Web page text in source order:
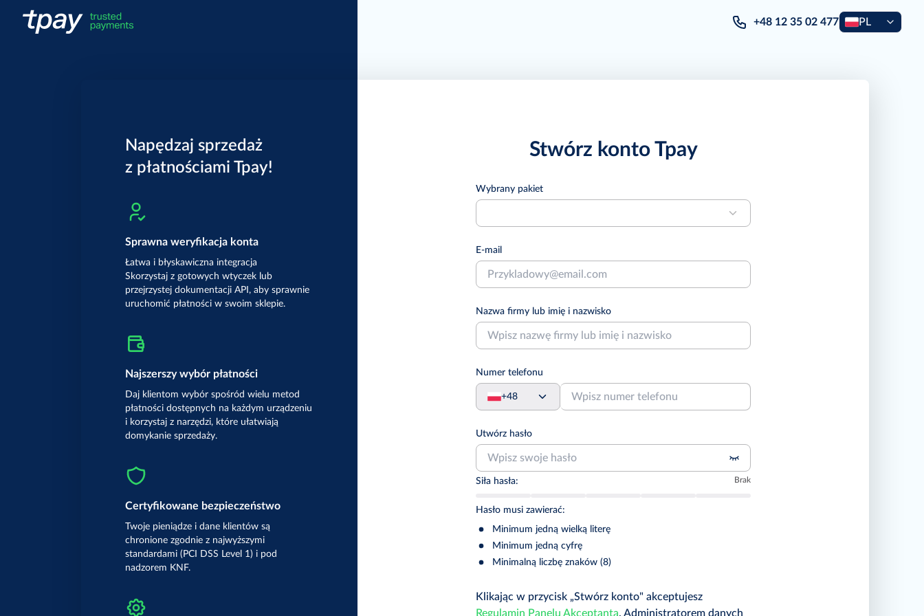
+48 12 35 02 477 PL
Napędzaj sprzedaż
z płatnościami Tpay!
Sprawna weryfikacja konta
Łatwa i błyskawiczna integracja
Skorzystaj z gotowych wtyczek lub
przejrzystej dokumentacji API, aby sprawnie
uruchomić płatności w swoim sklepie.
Najszerszy wybór płatności
Daj klientom wybór spośród wielu metod
płatności dostępnych na każdym urządzeniu
i korzystaj z narzędzi, które ułatwiają
domykanie sprzedaży.
Certyfikowane bezpieczeństwo
Twoje pieniądze i dane klientów są
chronione zgodnie z najwyższymi
standardami (PCI DSS Level 1) i pod
nadzorem KNF.
Stwórz konto Tpay
Wybrany pakiet
E-mail
Nazwa firmy lub imię i nazwisko
Numer telefonu
+48
Utwórz hasło
Siła hasła: Brak
Hasło musi zawierać:
Minimum jedną wielką literę
Minimum jedną cyfrę
Minimalną liczbę znaków (8)
Klikając w przycisk „Stwórz konto" akceptujesz
Regulamin Panelu Akceptanta. Administratorem danych